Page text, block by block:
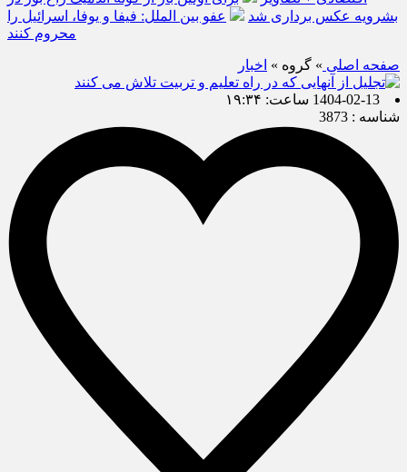
بشرویه عکس برداری شد
عفو بین الملل: فیفا و یوفا، اسرائیل را
محروم کنند
صفحه اصلی » گروه » اخبار
1404-02-13 ساعت: ۱۹:۳۴
شناسه : 3873